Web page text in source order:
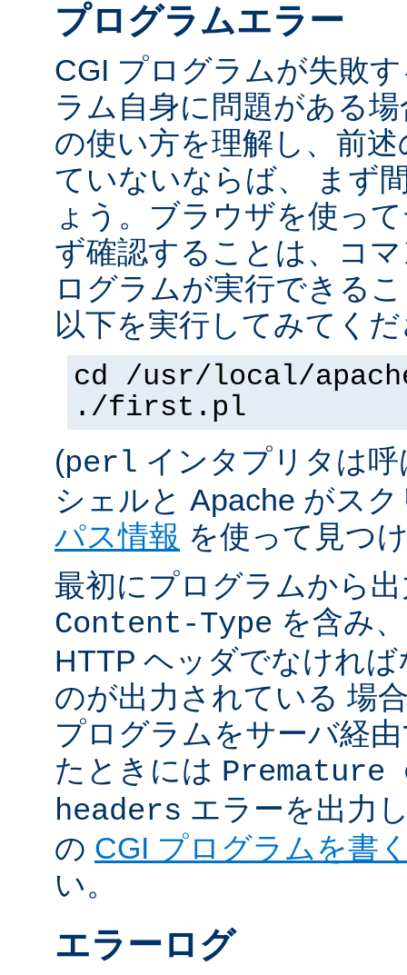
プログラムエラー
CGI プログラムが失敗
ラム自身に問題がある
の使い方を理解し、前
ていないならば、 まず
ょう。ブラウザを使っ
ず確認することは、コ
ログラムが実行できる
以下を実行してみてく
cd /usr/local/
./first.pl
(perl インタプリタは
シェルと Apache がス
パス情報 を使って見つ
最初にプログラムから
Content-Type を含み
HTTP ヘッダでなけれ
のが出力されている 場
プログラムをサーバ経
たときには
headers エラーを出力
の CGI プログラムを書
い。
エラーログ